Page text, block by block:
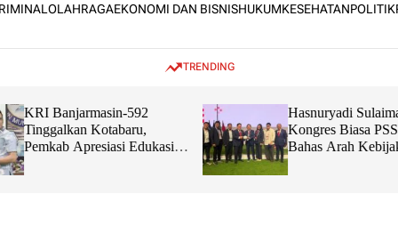
OLAHRAGAEKONOMI DAN BISNISHUKUMKESEHATANPOLITIK
TRENDING
KRI Banjarmasin-592
Tinggalkan Kotabaru,
Pemkab Apresiasi Edukasi
dan Sinergi TNI Bersama
Masyarakat
Hasnuryadi
Kongres Biasa
Bahas Arah
Bola Nasional